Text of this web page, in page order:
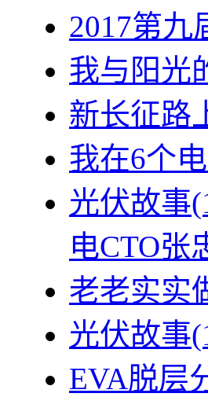
2017第九
我与阳光
新长征路
我在6个
光伏故事
电CTO张
老老实实
光伏故事
EVA脱层